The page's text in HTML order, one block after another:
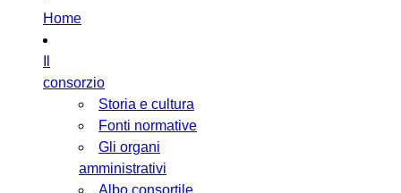
Home
consorzio
Storia e cultura
Fonti normative
Gli organi
amministrativi
Albo consortile